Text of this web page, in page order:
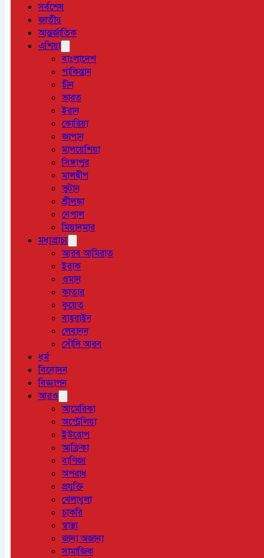
সর্বশেষ
জাতীয়
আন্তর্জাতিক
এশিয়া
বাংলাদেশ
পাকিস্তান
চীন
ভারত
ইরান
কোরিয়া
জাপান
মালয়েশিয়া
সিঙ্গাপুর
মালদ্বীপ
ভুটান
শ্রীলঙ্কা
নেপাল
মিয়ানমার
মধ্যপ্রাচ্য
আরব আমিরাত
ইরাক
ওমান
কাতার
কুয়েত
বাহরাইন
লেবানন
সৌদি আরব
ধর্ম
বিনোদন
বিজ্ঞাপন
আরও
আমেরিকা
অস্ট্রেলিয়া
ইউরোপ
আফ্রিকা
বাণিজ্য
অপরাধ
প্রযুক্তি
খেলাধুলা
চাকরি
স্বাস্থ্য
জানা অজানা
সামাজিক